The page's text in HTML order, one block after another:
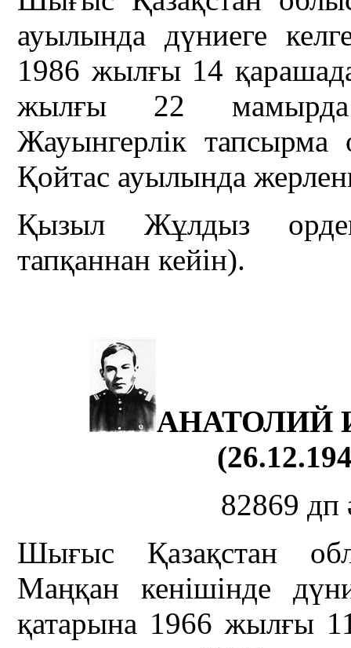
ауылында дүниеге
1986 жылғы 14
жылғы 22 мамырда
Жауынгерлік тапсырма
Қойтас ауылында
Қызыл Жұлдыз
тапқаннан кейін).
АНАТОЛИЙ
82869 дп
Шығыс Қазақстан
Маңқан кенішінде
қатарына 1966 жылғы